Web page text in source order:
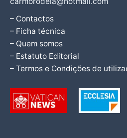
– Contactos
– Ficha técnica
– Quem somos
– Estatuto Editorial
– Termos e Condições de